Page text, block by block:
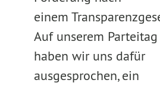
einem
Auf unserem
haben wir uns dafür
ausgesprochen, ein